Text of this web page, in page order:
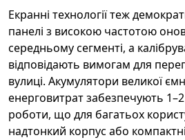
Екранні технології теж
панелі з високою частотою
середньому сегменті, а
відповідають вимогам для
вулиці. Акумулятори великої
енерговитрат забезпечують
роботи, що для багатьох
надтонкий корпус або